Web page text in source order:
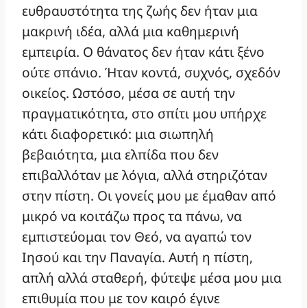
ευθραυστότητα της ζωής δεν ήταν μια
μακρινή ιδέα, αλλά μια καθημερινή
εμπειρία. Ο θάνατος δεν ήταν κάτι ξένο
ούτε σπάνιο. Ήταν κοντά, συχνός, σχεδόν
οικείος. Ωστόσο, μέσα σε αυτή την
πραγματικότητα, στο σπίτι μου υπήρχε
κάτι διαφορετικό: μια σιωπηλή
βεβαιότητα, μια ελπίδα που δεν
επιβαλλόταν με λόγια, αλλά στηριζόταν
στην πίστη. Οι γονείς μου με έμαθαν από
μικρό να κοιτάζω προς τα πάνω, να
εμπιστεύομαι τον Θεό, να αγαπώ τον
Ιησού και την Παναγία. Αυτή η πίστη,
απλή αλλά σταθερή, φύτεψε μέσα μου μια
επιθυμία που με τον καιρό έγινε